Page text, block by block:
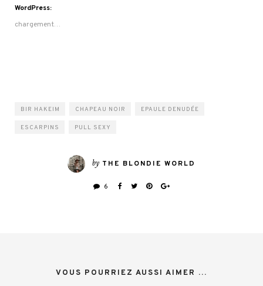
WordPress:
chargement…
BIR HAKEIM CHAPEAU NOIR EPAULE DENUDÉE
ESCARPINS PULL SEXY
by THE BLONDIE WORLD
6
VOUS POURRIEZ AUSSI AIMER ...